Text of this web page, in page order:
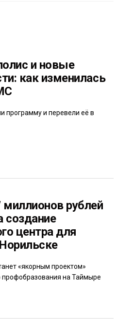
и новые
как изменилась
программу и перевели её в
рублей
создание
центра для
«якорным проектом»
профобразования на Таймыре